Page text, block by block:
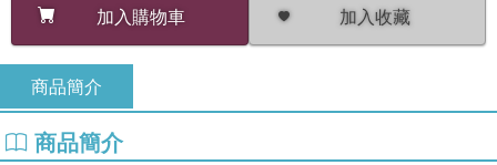
加入購物車 加入收藏
商品簡介
商品簡介